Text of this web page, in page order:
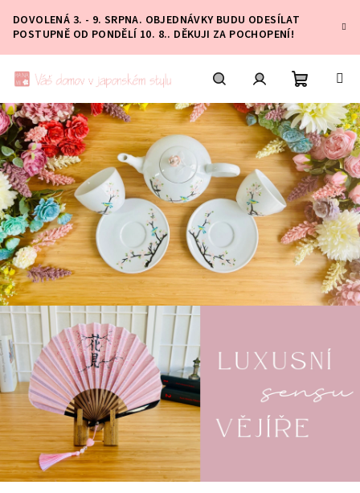
obsah
DOVOLENÁ 3. - 9. SRPNA. OBJEDNÁVKY BUDU ODESÍLAT
POSTUPNĚ OD PONDĚLÍ 10. 8.. DĚKUJI ZA POCHOPENÍ!
HledatPřihlášeníNákupní
košík